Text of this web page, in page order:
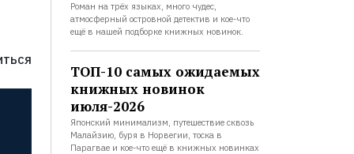
Роман на трёх языках, много чудес,
атмосферный островной детектив и кое-что
ещё в нашей подборке книжных новинок.
ТОП-10 самых ожидаемых
книжных новинок
июля-2026
Японский минимализм, путешествие сквозь
Малайзию, буря в Норвегии, тоска в
Парагвае и кое-что ещё в книжных новинках